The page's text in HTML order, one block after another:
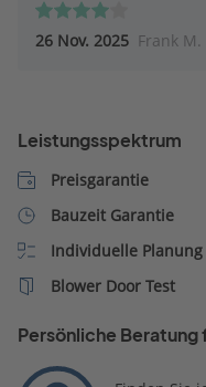
uns geeignet ist.
26 Nov. 2025 Frank M.
Leistungsspektrum
Preisgarantie
Bauzeit Garantie
Individuelle Planung
Blower Door Test
Persönliche Beratung